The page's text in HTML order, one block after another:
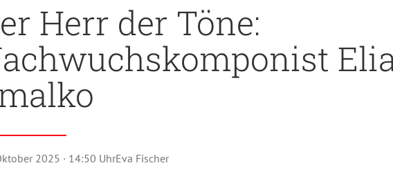
Herr der Töne:
2025 · 14:50 UhrEva Fischer